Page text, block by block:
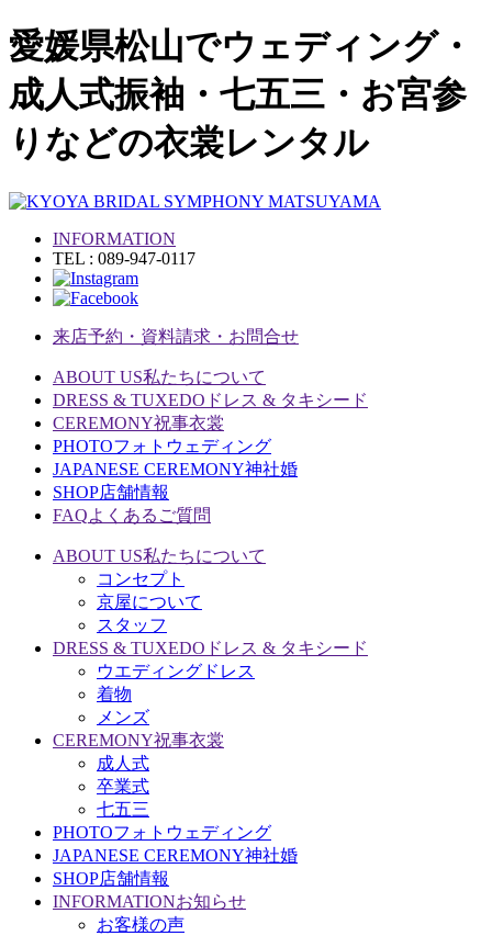
愛媛県松山でウェディング・
成人式振袖・七五三・お宮参
りなどの衣裳レンタル
INFORMATION
TEL : 089-947-0117
来店予約・資料請求・お問合せ
ABOUT US私たちについて
DRESS & TUXEDO ドレス & タキシード
CEREMONY祝事衣裳
PHOTOフォトウェディング
JAPANESE CEREMONY神社婚
SHOP店舗情報
FAQよくあるご質問
ABOUT US私たちについて
コンセプト
京屋について
スタッフ
DRESS & TUXEDO ドレス & タキシード
ウエディングドレス
着物
メンズ
CEREMONY祝事衣裳
成人式
卒業式
七五三
PHOTOフォトウェディング
JAPANESE CEREMONY神社婚
SHOP店舗情報
INFORMATIONお知らせ
お客様の声